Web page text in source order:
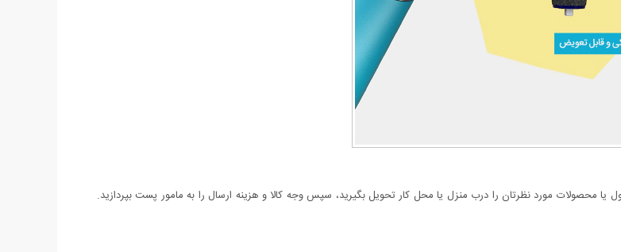
محصولات مورد نظرتان را درب منزل یا محل کار تحویل بگیرید، سپس وجه کالا و هزینه ارسال را به مامور پست بپردازید.